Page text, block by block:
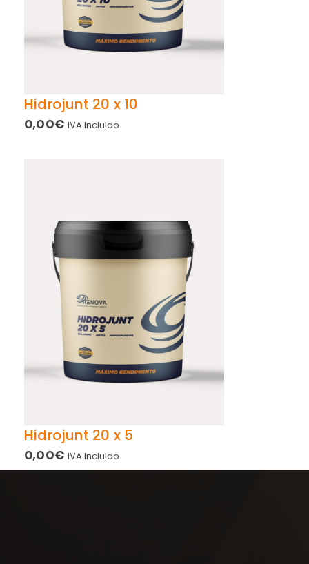
Hidrojunt 20 x 10
0,00€ IVA Incluido
Hidrojunt 20 x 5
0,00€ IVA Incluido